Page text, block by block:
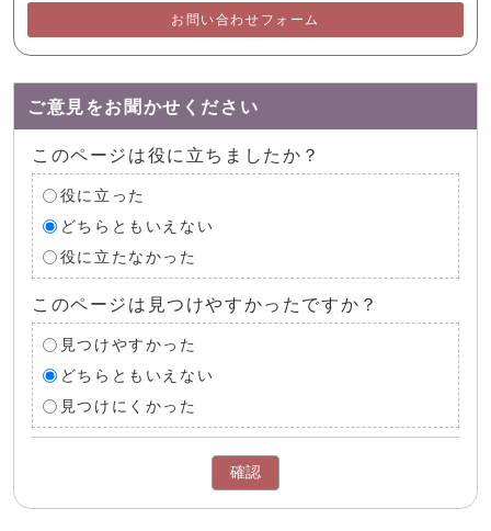
お問い合わせフォーム
ご意見をお聞かせください
このページは役に立ちましたか？
役に立った
どちらともいえない
役に立たなかった
このページは見つけやすかったですか？
見つけやすかった
どちらともいえない
見つけにくかった
確認